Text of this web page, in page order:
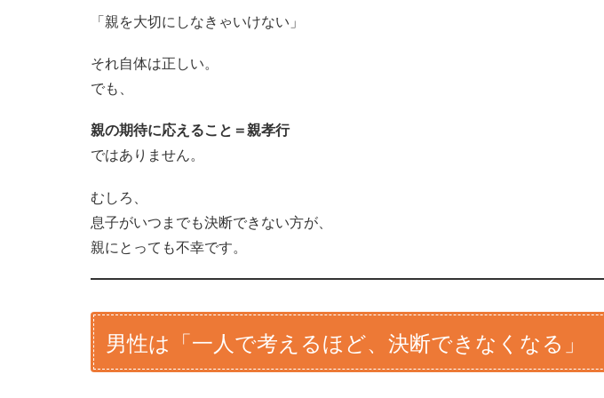
「親を大切にしなきゃいけない」
それ自体は正しい。
でも、
親の期待に応えること＝親孝行
ではありません。
むしろ、
息子がいつまでも決断できない方が、
親にとっても不幸です。
男性は「一人で考えるほど、決断できなくなる」